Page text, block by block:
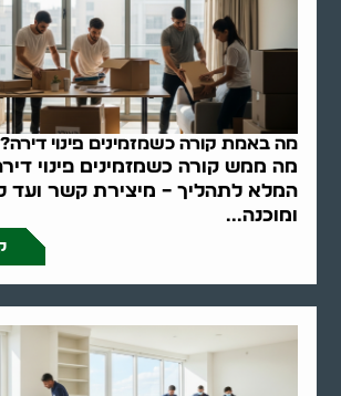
מה באמת קורה כשמזמינים פינוי דירה?
מה ממש קורה כשמזמינים פינוי
המלא לתהליך – מיצירת קשר ועד
ומוכנה...